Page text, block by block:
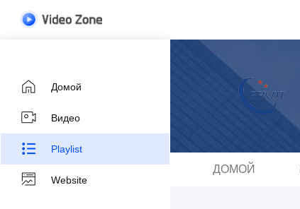
Домой
Видео
Playlist
Website
ДОМОЙ